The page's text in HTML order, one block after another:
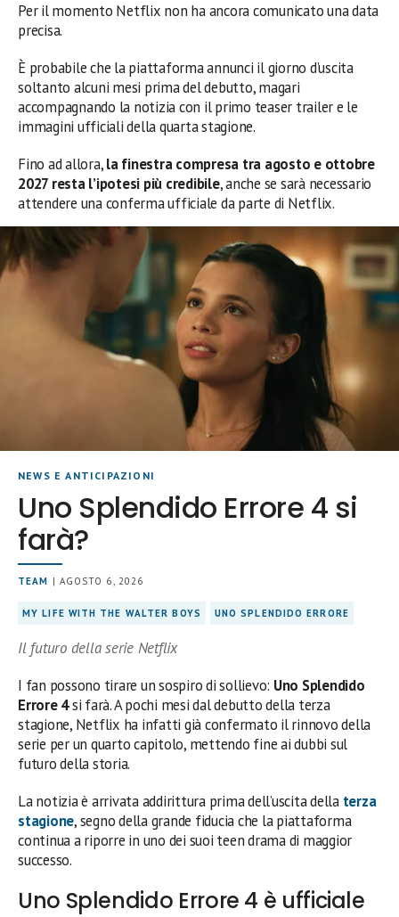
Per il momento Netflix non ha ancora comunicato una data
precisa.
È probabile che la piattaforma annunci il giorno d’uscita
soltanto alcuni mesi prima del debutto, magari
accompagnando la notizia con il primo teaser trailer e le
immagini ufficiali della quarta stagione.
Fino ad allora,la finestra compresa tra agosto e ottobre
2027 resta l’ipotesi più credibile, anche se sarà necessario
attendere una conferma ufficiale da parte di Netflix.
NEWS E ANTICIPAZIONI
Uno Splendido Errore 4 si
farà?
TEAM | AGOSTO 6, 2026
MY LIFE WITH THE WALTER BOYS UNO SPLENDIDO ERRORE
Il futuro della serie Netflix
I fan possono tirare un sospiro di sollievo: Uno Splendido
Errore 4si farà. A pochi mesi dal debutto della terza
stagione, Netflix ha infatti già confermato il rinnovo della
serie per un quarto capitolo, mettendo fine ai dubbi sul
futuro della storia.
La notizia è arrivata addirittura prima dell’uscita della terza
stagione, segno della grande fiducia che la piattaforma
continua a riporre in uno dei suoi teen drama di maggior
successo.
Uno Splendido Errore 4 è ufficiale